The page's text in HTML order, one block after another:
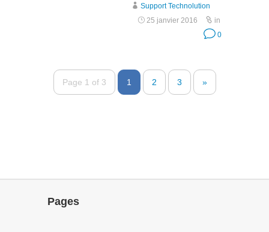
Support Technolution
25 janvier 2016
in
0
Page 1 of 3 1 2 3 »
Pages